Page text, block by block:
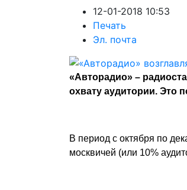
12-01-2018 10:53
Печать
Эл. почта
«Авторадио» –
охвату аудитории. Это
В период с октября по
москвичей (или 10%